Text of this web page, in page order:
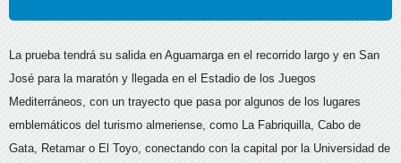
La prueba tendrá su salida en Aguamarga en el recorrido largo y en San
José para la maratón y llegada en el Estadio de los Juegos
Mediterráneos, con un trayecto que pasa por algunos de los lugares
emblemáticos del turismo almeriense, como La Fabriquilla, Cabo de
Gata, Retamar o El Toyo, conectando con la capital por la Universidad de